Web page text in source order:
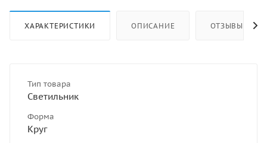
ХАРАКТЕРИСТИКИ ОПИСАНИЕ ОТЗЫВЫ
Тип товара
Светильник
Форма
Круг